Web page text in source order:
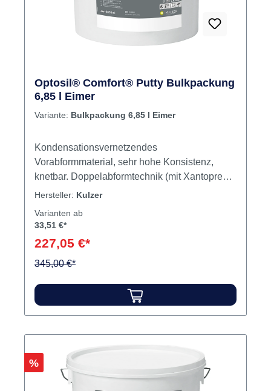
Optosil® Comfort® Putty Bulkpackung
6,85 l Eimer
Variante: Bulkpackung 6,85 l Eimer
Kondensationsvernetzendes
Vorabformmaterial, sehr hohe Konsistenz,
knetbar. Doppelabformtechnik (mit Xantopren L
oder VL).Sandwichabformung (mit Xantopren
Hersteller: Kulzer
Varianten ab
33,51 €*
227,05 €*
345,00 €*
Rabatt
%